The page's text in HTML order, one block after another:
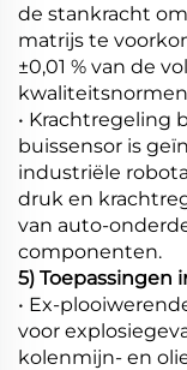
de stankracht
matrijs te
±0,01 % van de
• Krachtregeling
buissensor is
industriële
druk en
van auto-
componenten.
5) Toepassingen
• Ex-
voor
kolenmijn- en